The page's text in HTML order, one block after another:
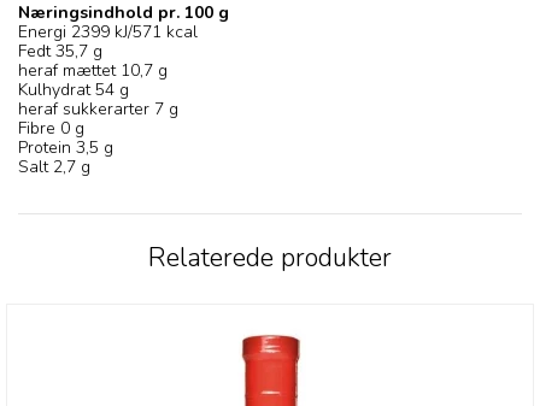
Næringsindhold pr. 100 g
Energi 2399 kJ/571 kcal
Fedt 35,7 g
heraf mættet 10,7 g
Kulhydrat 54 g
heraf sukkerarter 7 g
Fibre 0 g
Protein 3,5 g
Salt 2,7 g
Relaterede produkter